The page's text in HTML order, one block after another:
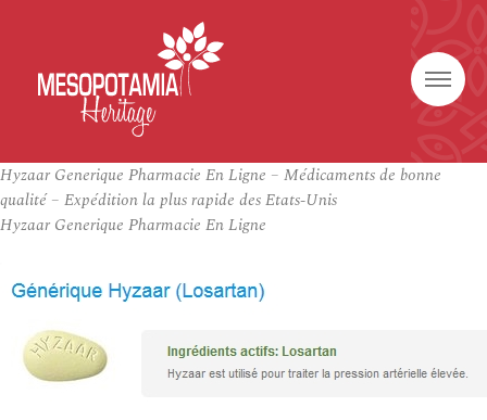
Hyzaar Generique Pharmacie En Ligne – Médicaments de bonne
qualité – Expédition la plus rapide des Etats-Unis
Hyzaar Generique Pharmacie En Ligne